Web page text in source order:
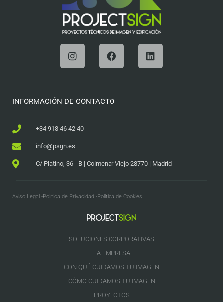
INFORMACIÓN DE CONTACTO
+34 918 46 42 40
info@psgn.es
C/ Platino, 36 - B | Colmenar Viejo 28770 | Madrid
Aviso Legal -Política de Privacidad -Política de Cookies
SOLUCIONES CORPORATIVAS
LA EMPRESA
CON QUÉ CUIDAMOS TU IMAGEN
CÓMO CUIDAMOS TU IMAGEN
PROYECTOS